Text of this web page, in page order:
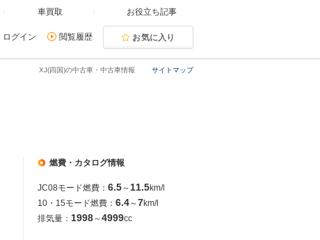
車買取 お役立ち記事
ログイン 閲覧履歴 お気に入り
サイトマップ
XJ(四国)の中古車・中古車情報
燃費・カタログ情報
JC08モード燃費： 6.5～ 11.5km/l
10・15モード燃費： 6.4～7km/l
排気量： 1998～4999cc